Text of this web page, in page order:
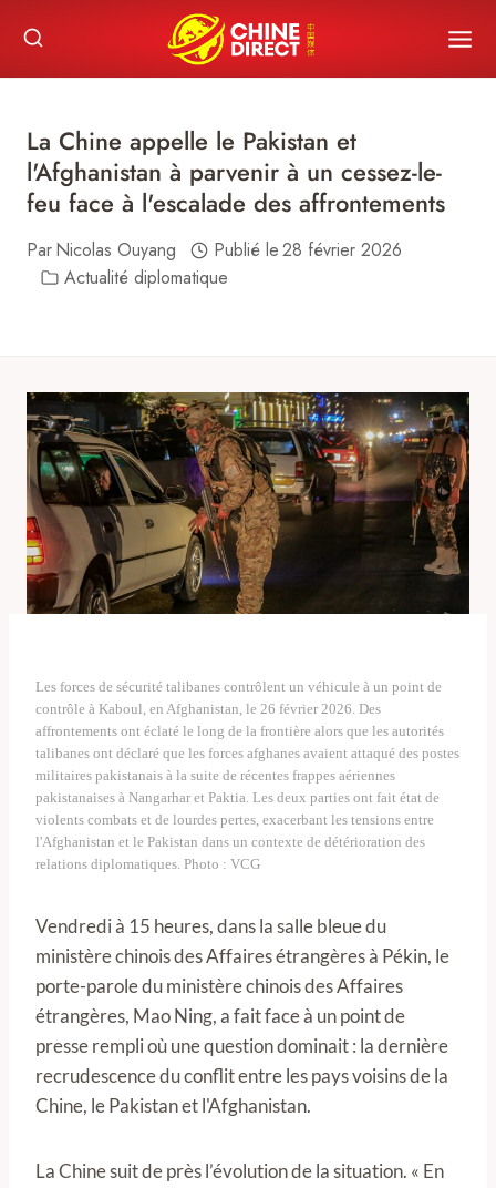
content
La Chine appelle le Pakistan et
l'Afghanistan à parvenir à un cessez-le-
feu face à l'escalade des affrontements
ParNicolas Ouyang Publié le28 février 2026
Actualité diplomatique
Les forces de sécurité talibanes contrôlent un véhicule à un point de
contrôle à Kaboul, en Afghanistan, le 26 février 2026. Des
affrontements ont éclaté le long de la frontière alors que les autorités
talibanes ont déclaré que les forces afghanes avaient attaqué des postes
militaires pakistanais à la suite de récentes frappes aériennes
pakistanaises à Nangarhar et Paktia. Les deux parties ont fait état de
violents combats et de lourdes pertes, exacerbant les tensions entre
l'Afghanistan et le Pakistan dans un contexte de détérioration des
relations diplomatiques. Photo : VCG
Vendredi à 15 heures, dans la salle bleue du
ministère chinois des Affaires étrangères à Pékin, le
porte-parole du ministère chinois des Affaires
étrangères, Mao Ning, a fait face à un point de
presse rempli où une question dominait : la dernière
recrudescence du conflit entre les pays voisins de la
Chine, le Pakistan et l'Afghanistan.
La Chine suit de près l’évolution de la situation. « En